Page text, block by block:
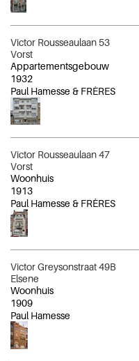
Victor Rousseaulaan 53
Vorst
Appartementsgebouw
1932
Paul Hamesse & FRÈRES
Victor Rousseaulaan 47
Vorst
Woonhuis
1913
Paul Hamesse & FRÈRES
Victor Greysonstraat 49B
Elsene
Woonhuis
1909
Paul Hamesse